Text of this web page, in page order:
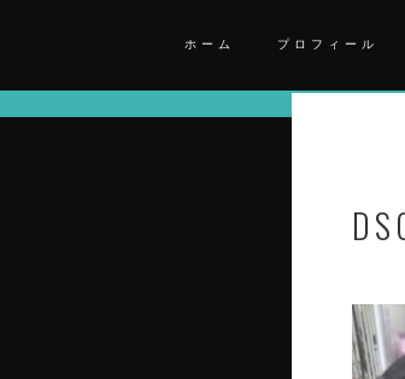
ホーム プロフィール